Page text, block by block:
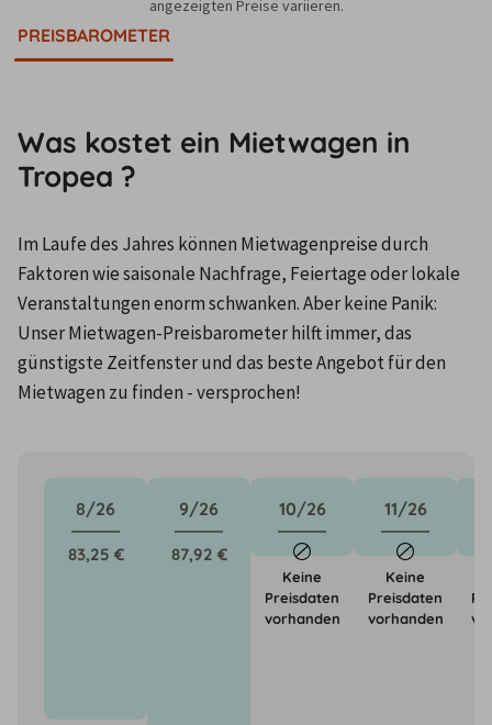
angezeigten Preise variieren.
PREISBAROMETER
Was kostet ein Mietwagen in
Tropea ?
Im Laufe des Jahres können Mietwagenpreise durch
Faktoren wie saisonale Nachfrage, Feiertage oder lokale
Veranstaltungen enorm schwanken. Aber keine Panik:
Unser Mietwagen-Preisbarometer hilft immer, das
günstigste Zeitfenster und das beste Angebot für den
Mietwagen zu finden - versprochen!
8/26
83,25 €
9/26
87,92 €
10/26
Keine
Preisdaten
vorhanden
11/26
Keine
Preisdaten
vorhanden